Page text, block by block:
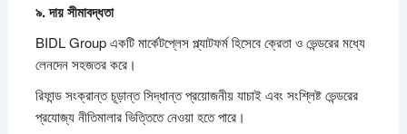
৯.দায়সীমাবদ্ধতা
BIDL Group একটি মার্কেটপ্লেস প্ল্যাটফর্ম হিসেবে ক্রেতা ও ভেন্ডরের মধ্যে
লেনদেন সহজতর করে।
রিফান্ড সংক্রান্ত চূড়ান্ত সিদ্ধান্ত প্রয়োজনীয় যাচাই এবং সংশ্লিষ্ট ভেন্ডরের
প্রযোজ্য নীতিমালার ভিত্তিতে নেওয়া হতে পারে।